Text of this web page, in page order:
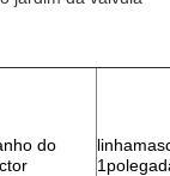
do
1